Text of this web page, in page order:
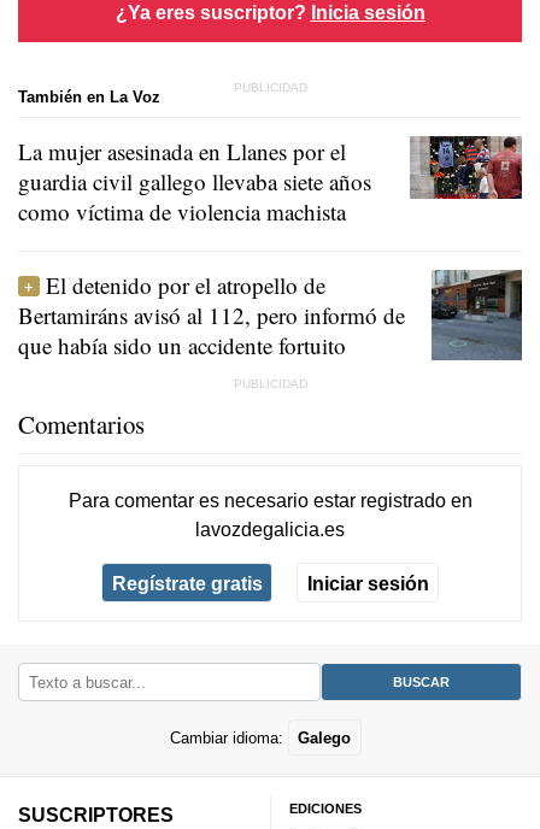
¿Ya eres suscriptor? Inicia sesión
También en La Voz
La mujer asesinada en Llanes por el
guardia civil gallego llevaba siete años
como víctima de violencia machista
El detenido por el atropello de
Bertamiráns avisó al 112, pero informó de
que había sido un accidente fortuito
Comentarios
Para comentar es necesario estar registradoen
lavozdegalicia.es
Regístrate gratis Iniciar sesión
Cambiar idioma: Galego
SUSCRIPTORES
EDICIONES